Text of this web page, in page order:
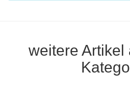
weitere Artikel